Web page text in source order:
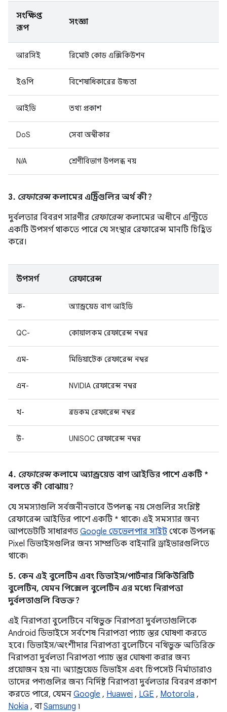
সংক্ষিপ্ত
রূপ
সংজ্ঞা
আরসিই রিমোট কোড এক্সিকিউশন
ইওপি বিশেষাধিকারের উচ্চতা
আইডি তথ্য প্রকাশ
DoS সেবা অস্বীকার
N/A শ্রেণীবিভাগ উপলব্ধ নয়
3. রেফারেন্সকলামের এন্ট্রিগুলির অর্থ কী?
দুর্বলতার বিবরণ সারণীর রেফারেন্সকলামের অধীনে এন্ট্রিতে
একটি উপসর্গ থাকতে পারে যে সংস্থার রেফারেন্স মানটি চিহ্নিত
করে।
উপসর্গ রেফারেন্স
ক- অ্যান্ড্রয়েড বাগ আইডি
QC- কোয়ালকম রেফারেন্স নম্বর
এম- মিডিয়াটেক রেফারেন্স নম্বর
এন- NVIDIA রেফারেন্স নম্বর
খ- ব্রডকম রেফারেন্স নম্বর
উ- UNISOC রেফারেন্স নম্বর
4. রেফারেন্সকলামে অ্যান্ড্রয়েড বাগ আইডির পাশে একটি *
বলতে কী বোঝায়?
যে সমস্যাগুলি সর্বজনীনভাবে উপলব্ধ নয় সেগুলির সংশ্লিষ্ট
রেফারেন্স আইডির পাশে একটি * থাকে৷ এই সমস্যার জন্য
আপডেটটি সাধারণত Google ডেভেলপার সাইট থেকে উপলব্ধ
Pixel ডিভাইসগুলির জন্য সাম্প্রতিক বাইনারি ড্রাইভারগুলিতে
থাকে৷
5. কেন এই বুলেটিন এবং ডিভাইস/পার্টনার সিকিউরিটি
বুলেটিন, যেমন পিক্সেল বুলেটিন এর মধ্যে নিরাপত্তা
দুর্বলতাগুলি বিভক্ত?
এই নিরাপত্তা বুলেটিনে নথিভুক্ত নিরাপত্তা দুর্বলতাগুলিকে
Android ডিভাইসে সর্বশেষ নিরাপত্তা প্যাচ স্তর ঘোষণা করতে
হবে। ডিভাইস/অংশীদার নিরাপত্তা বুলেটিনে নথিভুক্ত অতিরিক্ত
নিরাপত্তা দুর্বলতা নিরাপত্তা প্যাচ স্তর ঘোষণা করার জন্য
প্রয়োজন হয় না। অ্যান্ড্রয়েড ডিভাইস এবং চিপসেট নির্মাতারাও
তাদের পণ্যগুলির জন্য নির্দিষ্ট নিরাপত্তা দুর্বলতার বিবরণ প্রকাশ
করতে পারে, যেমন Google , Huawei , LGE , Motorola ,
Nokia , বাSamsung ৷